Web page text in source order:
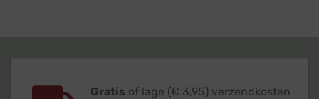
Gratis of lage (€ 3,95) verzendkosten